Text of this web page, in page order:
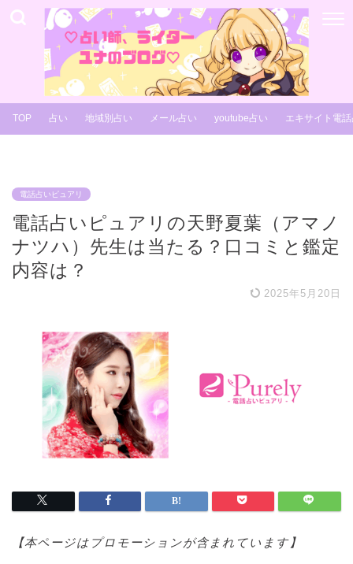
TOP 占い 地域別占い メール占い youtube占い エキサイト電
電話占いピュアリ
電話占いピュアリの天野夏葉（アマノ
ナツハ）先生は当たる？口コミと鑑定
内容は？
2025年5月20日
【本ページはプロモーションが含まれています】